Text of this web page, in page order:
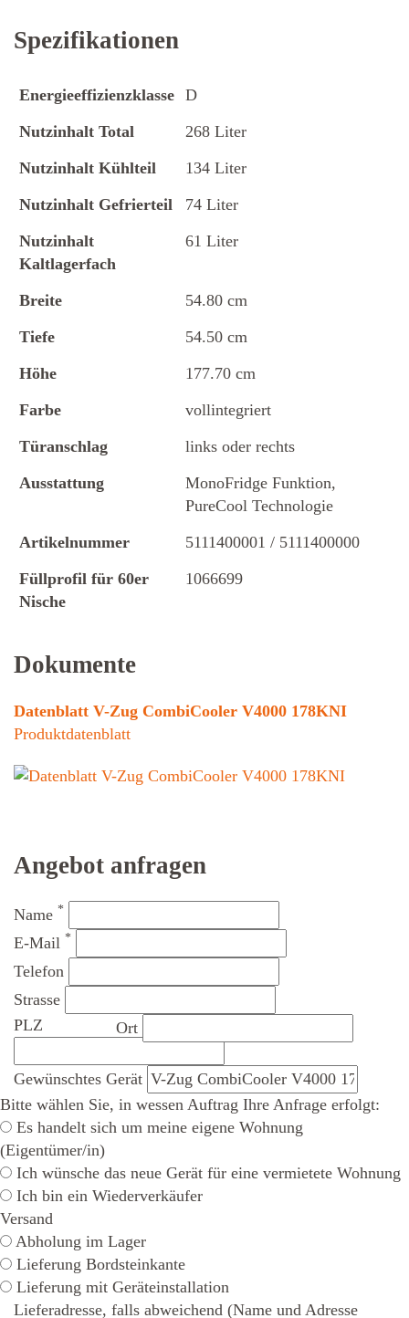
Spezifikationen
Energieeffizienzklasse D
Nutzinhalt Total
268 Liter
Nutzinhalt Kühlteil
134 Liter
Nutzinhalt Gefrierteil
74 Liter
Nutzinhalt
Kaltlagerfach
61 Liter
Breite
54.80 cm
Tiefe
54.50 cm
Höhe
177.70 cm
Farbe
vollintegriert
Türanschlag
links oder rechts
Ausstattung
MonoFridge Funktion,
PureCool Technologie
Artikelnummer
5111400001 / 5111400000
Füllprofil für 60er
Nische
1066699
Dokumente
Datenblatt V-Zug CombiCooler V4000 178KNI
Produktdatenblatt
Angebot anfragen
Name *
E-Mail *
Telefon
Strasse
PLZ
Ort
Gewünschtes Gerät
Bitte wählen Sie, in wessen Auftrag Ihre Anfrage erfolgt:
Es handelt sich um meine eigene Wohnung
(Eigentümer/in)
Ich wünsche das neue Gerät für eine vermietete Wohnung
Ich bin ein Wiederverkäufer
Versand
Abholung im Lager
Lieferung Bordsteinkante
Lieferung mit Geräteinstallation
Lieferadresse, falls abweichend (Name und Adresse